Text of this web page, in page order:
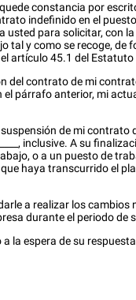
constancia por
indefinidoen el
usted para solicitar, con
tal y como se recoge, de
artículo 45.1 del Estatuto
del contrato de mi
el párrafo anterior, mi
de mi
, inclusive. A su
o a un puesto de
haya transcurrido el
a realizar los cambios
durante el periodo de
la espera de su